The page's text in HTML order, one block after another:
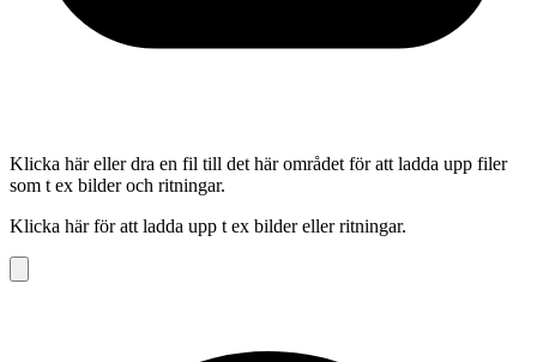
Klicka här eller dra en fil till det här området för att ladda upp filer
som t ex bilder och ritningar.
Klicka här för att ladda upp t ex bilder eller ritningar.